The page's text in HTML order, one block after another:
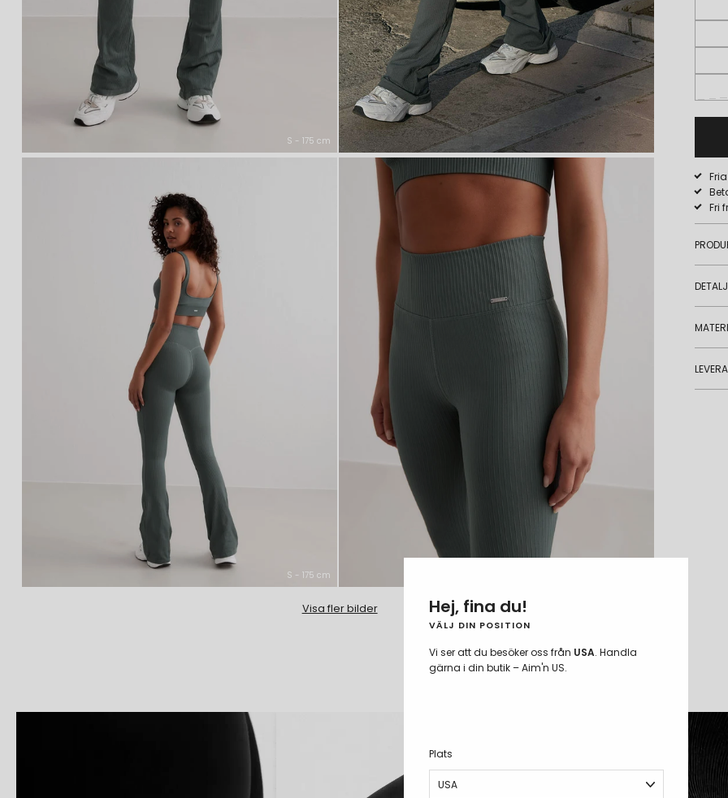
S - 175 cm
S - 175 cm
Visa fler bilder
Fri
COMPARE FABRICS
Hej, fina du!
VÄLJ DIN POSITION
Vi ser att du besöker oss från USA. Handla
gärna i din butik – Aim'n US.
Plats